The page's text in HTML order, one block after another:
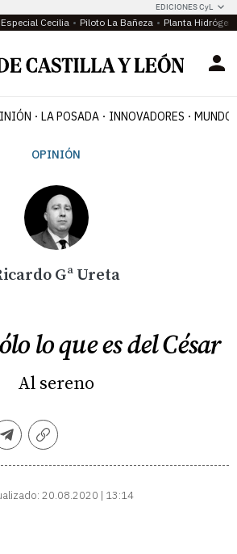
EDICIONES CyL
Especial Cecilia Piloto La Bañeza Planta
LA POSADA INNOVADORES MUNDO
OPINIÓN
Gª Ureta
lo que es del César
Al sereno
TelegramCopiar
20.08.2020 | 13:14